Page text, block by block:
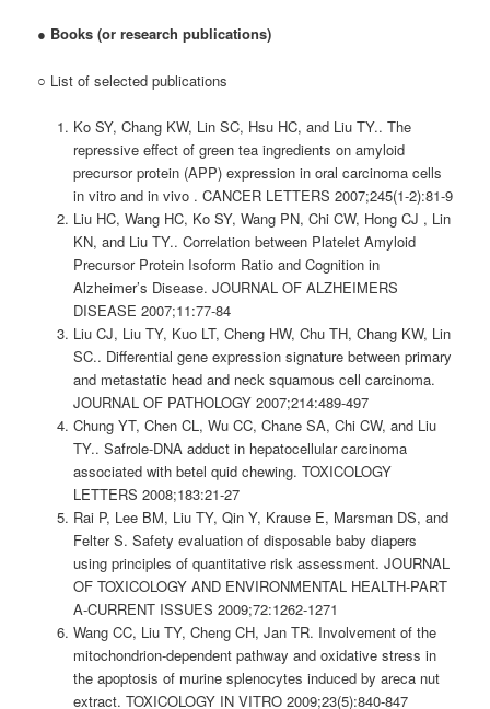
● Books (or research publications)
○ List of selected publications
Ko SY, Chang KW, Lin SC, Hsu HC, and Liu TY.. The
repressive effect of green tea ingredients on amyloid
precursor protein (APP) expression in oral carcinoma cells
in vitro and in vivo . CANCER LETTERS 2007;245(1-2):81-9
Liu HC, Wang HC, Ko SY, Wang PN, Chi CW, Hong CJ , Lin
KN, and Liu TY.. Correlation between Platelet Amyloid
Precursor Protein Isoform Ratio and Cognition in
Alzheimer’s Disease. JOURNAL OF ALZHEIMERS
DISEASE 2007;11:77-84
Liu CJ, Liu TY, Kuo LT, Cheng HW, Chu TH, Chang KW, Lin
SC.. Differential gene expression signature between primary
and metastatic head and neck squamous cell carcinoma.
JOURNAL OF PATHOLOGY 2007;214:489-497
Chung YT, Chen CL, Wu CC, Chane SA, Chi CW, and Liu
TY.. Safrole-DNA adduct in hepatocellular carcinoma
associated with betel quid chewing. TOXICOLOGY
LETTERS 2008;183:21-27
Rai P, Lee BM, Liu TY, Qin Y, Krause E, Marsman DS, and
Felter S. Safety evaluation of disposable baby diapers
using principles of quantitative risk assessment. JOURNAL
OF TOXICOLOGY AND ENVIRONMENTAL HEALTH-PART
A-CURRENT ISSUES 2009;72:1262-1271
Wang CC, Liu TY, Cheng CH, Jan TR. Involvement of the
mitochondrion-dependent pathway and oxidative stress in
the apoptosis of murine splenocytes induced by areca nut
extract. TOXICOLOGY IN VITRO 2009;23(5):840-847